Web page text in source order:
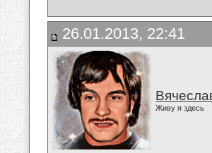
26.01.2013, 22:41
Живу я здесь